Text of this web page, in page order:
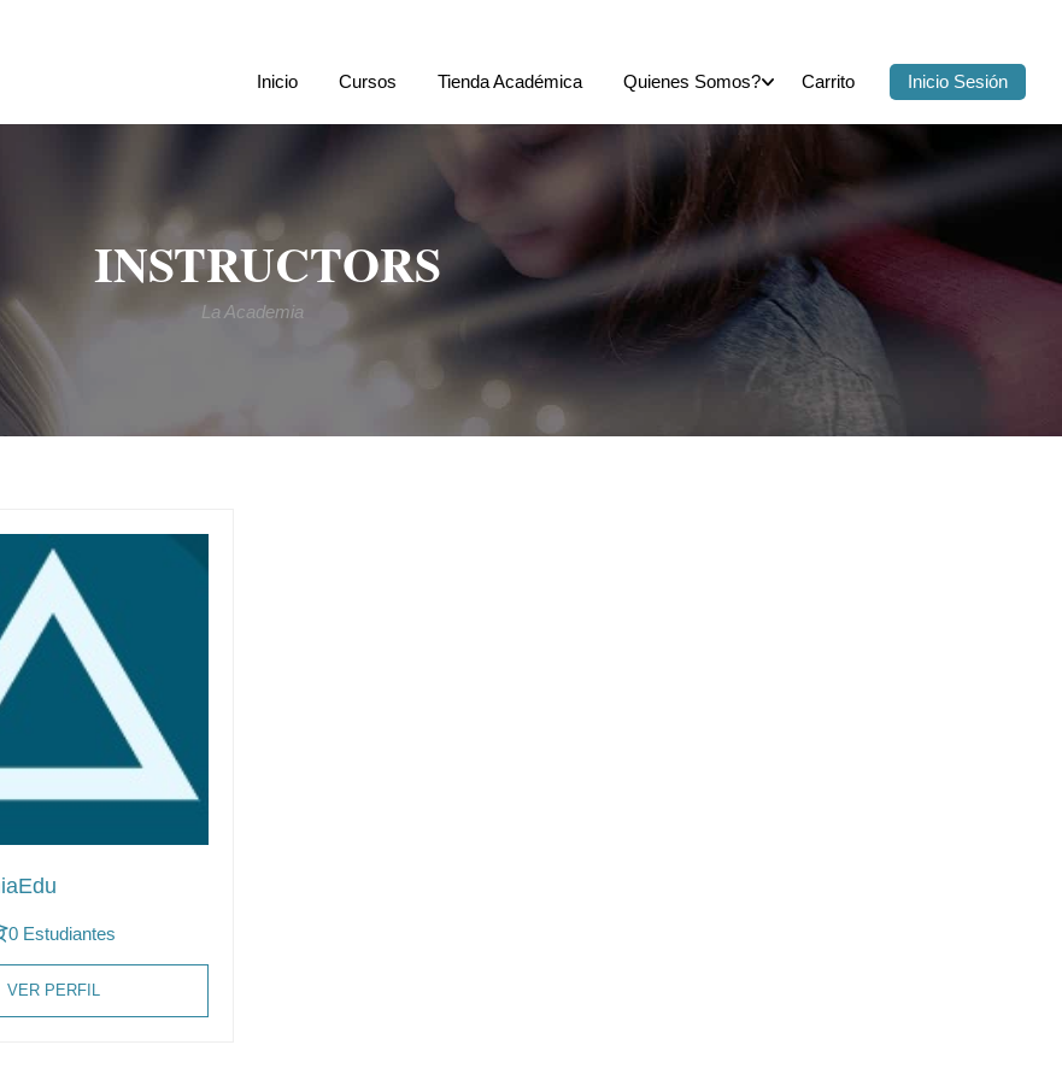
Inicio Cursos Tienda Académica Quienes Somos? Carrito Inicio Sesión
INSTRUCTORS
La Academia
0 Estudiantes
VER PERFIL